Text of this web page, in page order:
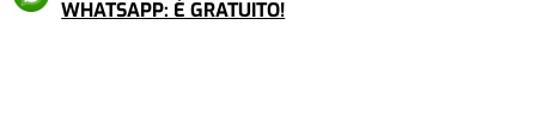
WHATSAPP: È GRATUITO!